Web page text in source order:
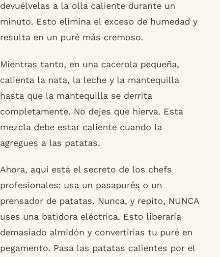
devuélvelas a la olla caliente durante un
minuto. Esto elimina el exceso de humedad y
resulta en un puré más cremoso.
Mientras tanto, en una cacerola pequeña,
calienta la nata, la leche y la mantequilla
hasta que la mantequilla se derrita
completamente. No dejes que hierva. Esta
mezcla debe estar caliente cuando la
agregues a las patatas.
Ahora, aquí está el secreto de los chefs
profesionales: usa un pasapurés o un
prensador de patatas. Nunca, y repito, NUNCA
uses una batidora eléctrica. Esto liberaría
demasiado almidón y convertirías tu puré en
pegamento. Pasa las patatas calientes por el